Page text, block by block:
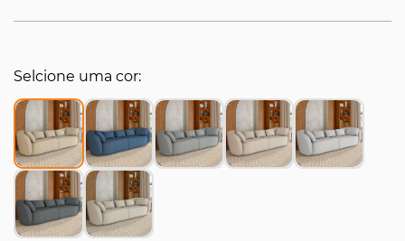
Selcione uma cor